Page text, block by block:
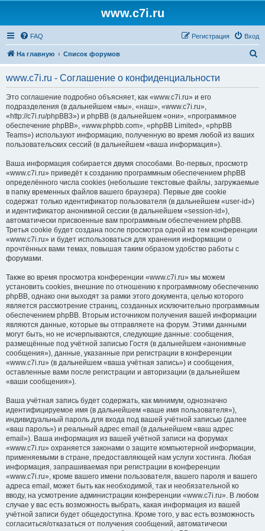
www.c7i.ru
FAQ Вход
Регистрация
На главную Список форумов
www.c7i.ru - Соглашение о конфиденциальности
Это соглашение подробно объясняет, как «www.c7i.ru» и его
подразделения (в дальнейшем «мы», «наш», «www.c7i.ru»,
«http://c7i.ru/phpBB3») и phpBB (в дальнейшем «они», «программное
обеспечение phpBB», «www.phpbb.com», «phpBB Limited», «phpBB
Teams») используют информацию, полученную во время любой из ваших
пользовательских сессий (в дальнейшем «ваша информация»).
Ваша информация собирается двумя способами. Во-первых, просмотр
«www.c7i.ru» приведёт к созданию программным обеспечением phpBB
определённого числа cookies (небольшие текстовые файлы, загружаемые
в папку временных файлов вашего браузера). Первые две cookie
содержат только идентификатор пользователя (в дальнейшем «user-id»)
и идентификатор анонимной сессии (в дальнейшем «session-id»),
автоматически присвоенные вам программным обеспечением phpBB.
Третья cookie будет создана после просмотра одной из тем конференции
«www.c7i.ru» и будет использоваться для хранения информации о
прочтённых вами темах, повышая таким образом удобство работы с
форумами.
Также во время просмотра конференции «www.c7i.ru» мы можем
установить cookies, внешние по отношению к программному обеспечению
phpBB, однако они выходят за рамки этого документа, целью которого
является рассмотрение страниц, созданных исключительно программным
обеспечением phpBB. Вторым источником получения вашей информации
являются данные, которые вы отправляете на форум. Этими данными
могут быть, но не исчерпываются, следующие данные: сообщения,
размещённые под учётной записью Гостя (в дальнейшем «анонимные
сообщения»), данные, указанные при регистрации в конференции
«www.c7i.ru» (в дальнейшем «ваша учётная запись») и сообщения,
оставленные вами после регистрации и авторизации (в дальнейшем
«ваши сообщения»).
Ваша учётная запись будет содержать, как минимум, однозначно
идентифицируемое имя (в дальнейшем «ваше имя пользователя»),
индивидуальный пароль для входа под вашей учётной записью (далее
«ваш пароль») и реальный адрес email (в дальнейшем «ваш адрес
email»). Ваша информация из вашей учётной записи на форумах
«www.c7i.ru» охраняется законами о защите компьютерной информации,
применяемыми в стране, предоставляющей нам услуги хостинга. Любая
информация, запрашиваемая при регистрации в конференции
«www.c7i.ru», кроме вашего имени пользователя, вашего пароля и вашего
адреса email, может быть как необходимой, так и необязательной ко
вводу, на усмотрение администрации конференции «www.c7i.ru». В любом
случае у вас есть возможность выбрать, какая информация из вашей
учётной записи будет общедоступна. Кроме того, у вас есть возможность
согласиться/отказаться от получения сообщений, автоматически